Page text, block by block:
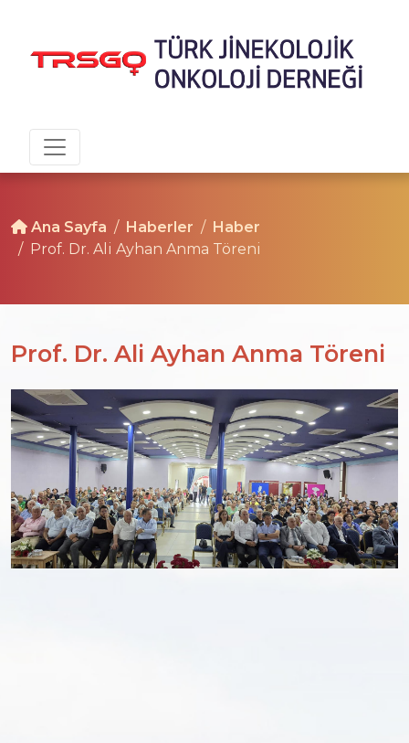
Ana Sayfa Haberler
Haber
Prof. Dr. Ali Ayhan Anma Töreni
Prof. Dr. Ali Ayhan Anma Töreni